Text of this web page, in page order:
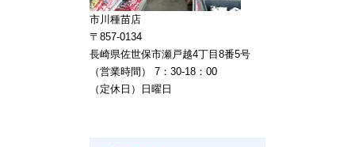
市川種苗店
〒857-0134
長崎県佐世保市瀬戸越4丁目8番5号
（営業時間） 7：30-18：00
（定休日）日曜日